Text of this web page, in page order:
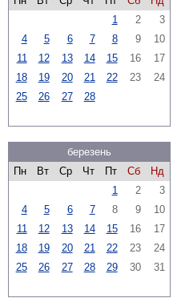
1
2
3
4
5 6 7 8 9
10
11
12 13 14 15 16
17
18
19 20 21 22 23
24
25
26 27 28
березень
Пн
Вт Ср Чт Пт Сб
Нд
1
2
3
4
5 6 7 8 9
10
11
12 13 14 15 16
17
18
19 20 21 22 23
24
25
26 27 28 29 30 31